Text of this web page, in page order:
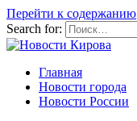
Перейти к содержанию
Search for:
Главная
Новости города
Новости России